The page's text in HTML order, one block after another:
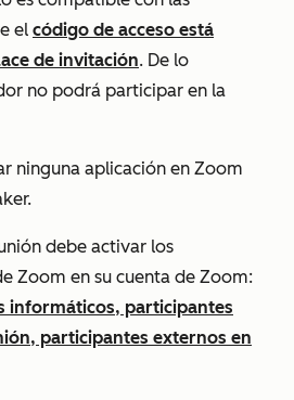
el código de acceso está
de invitación. De lo
no podrá participar en la
ninguna aplicación en Zoom
debe activar los
Zoom en su cuenta de Zoom:
informáticos, participantes
participantes externos en